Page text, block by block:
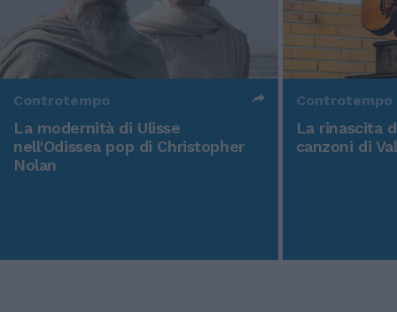
Controtempo
La modernità di Ulisse
nell'Odissea pop di Christopher
Nolan
Controtempo
La rinascita
canzoni di